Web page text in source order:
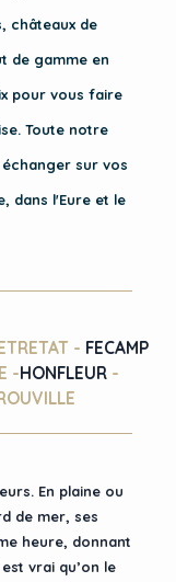
châteaux de
de gamme en
pour vous faire
Toute notre
sur vos
dans l'Eure et le
- FECAMP
-HONFLEUR-
En plaine ou
de mer, ses
heure, donnant
vrai qu’on le